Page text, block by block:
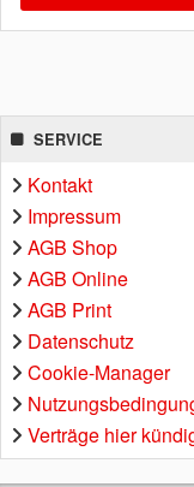
SERVICE
Kontakt
Impressum
AGB Shop
AGB Online
AGB Print
Datenschutz
Cookie-Manager
Verträge hier